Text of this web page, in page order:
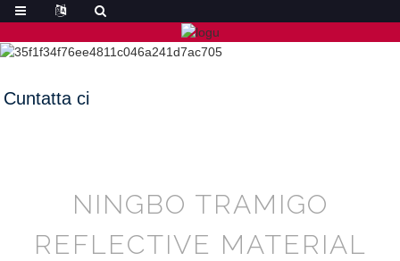
Cuntatta ci
NINGBO TRAMIGO
REFLECTIVE MATERIAL